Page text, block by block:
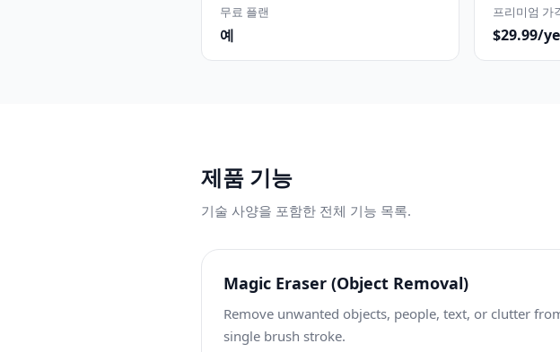
무료 플랜
예
프리미엄 가
$29.99/
제품 기능
기술 사양을 포함한 전체 기능 목록.
Magic Eraser (Object Removal)
Remove unwanted objects, people, text, or clutter
single brush stroke.